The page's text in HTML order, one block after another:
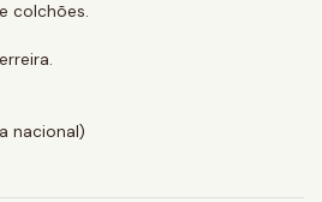
colchões.
nacional)